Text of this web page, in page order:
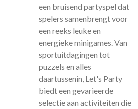
een bruisend partyspel dat
spelers samenbrengt voor
een reeks leuke en
energieke minigames. Van
sportuitdagingen tot
puzzels en alles
daartussenin, Let's Party
biedt een gevarieerde
selectie aan activiteiten die